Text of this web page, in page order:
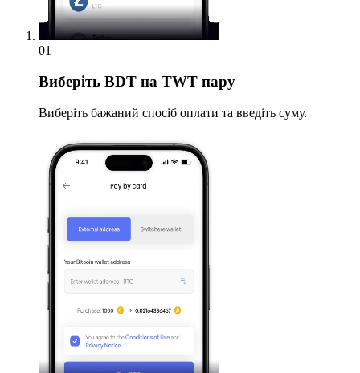
01
Виберіть BDT на TWT пару
Виберіть бажаний спосіб оплати та введіть суму.